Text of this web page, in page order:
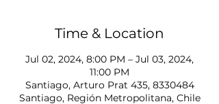
Time & Location
Jul 02, 2024, 8:00 PM – Jul 03, 2024,
11:00 PM
Santiago, Arturo Prat 435, 8330484
Santiago, Región Metropolitana, Chile